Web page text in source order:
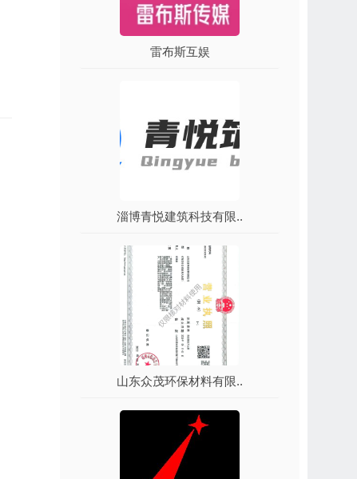
雷布斯互娱
淄博青悦建筑科技有限..
山东众茂环保材料有限..